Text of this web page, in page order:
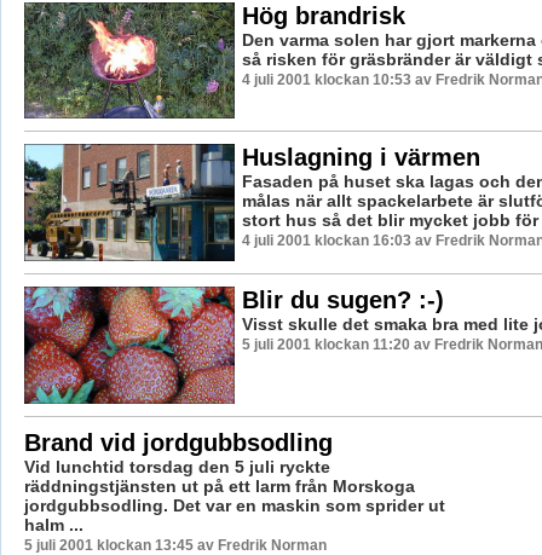
Hög brandrisk
Den varma solen har gjort
så risken för gräsbränder är väldigt
4 juli 2001 klockan 10:53 av Fredrik
Huslagning i värmen
Fasaden på huset ska lagas och
målas när allt spackelarbete är
stort hus så det blir mycket jobb för
4 juli 2001 klockan 16:03 av Fredrik
Blir du sugen? :-)
Visst skulle det smaka bra med lite
5 juli 2001 klockan 11:20 av Fredrik Norman
Brand vid jordgubbsodling
Vid lunchtid torsdag den 5 juli ryckte
räddningstjänsten ut på ett larm från Morskoga
jordgubbsodling. Det var en maskin som sprider ut
halm ...
5 juli 2001 klockan 13:45 av Fredrik Norman